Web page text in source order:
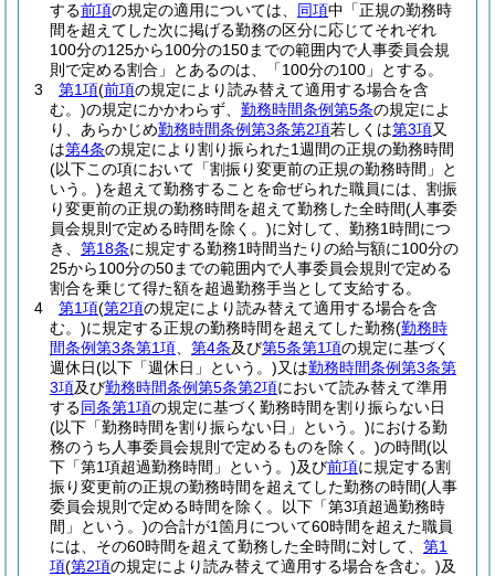
する前項の規定の適用については、 同項中「正規の勤務時
間を超えてした次に掲げる勤務の区分に応じてそれぞれ
100分の125から100分の150までの範囲内で人事委員会規
則で定める割合」とあるのは、「100分の100」とする。
3
第1項(前項の規定により読み替えて適用する場合を含
む。)の規定にかかわらず、 勤務時間条例第5条の規定によ
り、あらかじめ勤務時間条例第3条第2項若しくは第3項又
は第4条の規定により割り振られた1週間の正規の勤務時間
(以下この項において「割振り変更前の正規の勤務時間」と
いう。)を超えて勤務することを命ぜられた職員には、割振
り変更前の正規の勤務時間を超えて勤務した全時間(人事委
員会規則で定める時間を除く。)に対して、勤務1時間につ
き、 第18条に規定する勤務1時間当たりの給与額に100分の
25から100分の50までの範囲内で人事委員会規則で定める
割合を乗じて得た額を超過勤務手当として支給する。
4
第1項(第2項の規定により読み替えて適用する場合を含
む。)に規定する正規の勤務時間を超えてした勤務(勤務時
間条例第3条第1項
第4条及び第5条第1項の規定に基づく
週休日(以下「週休日」という。)又は勤務時間条例第3条第
3項及び勤務時間条例第5条第2項において読み替えて準用
する同条第1項の規定に基づく勤務時間を割り振らない日
(以下「勤務時間を割り振らない日」という。)における勤
務のうち人事委員会規則で定めるものを除く。)の時間(以
下「第1項超過勤務時間」という。)及び前項に規定する割
振り変更前の正規の勤務時間を超えてした勤務の時間(人事
委員会規則で定める時間を除く。以下「第3項超過勤務時
間」という。)の合計が1箇月について60時間を超えた職員
には、その60時間を超えて勤務した全時間に対して、 第1
項(第2項の規定により読み替えて適用する場合を含む。)及